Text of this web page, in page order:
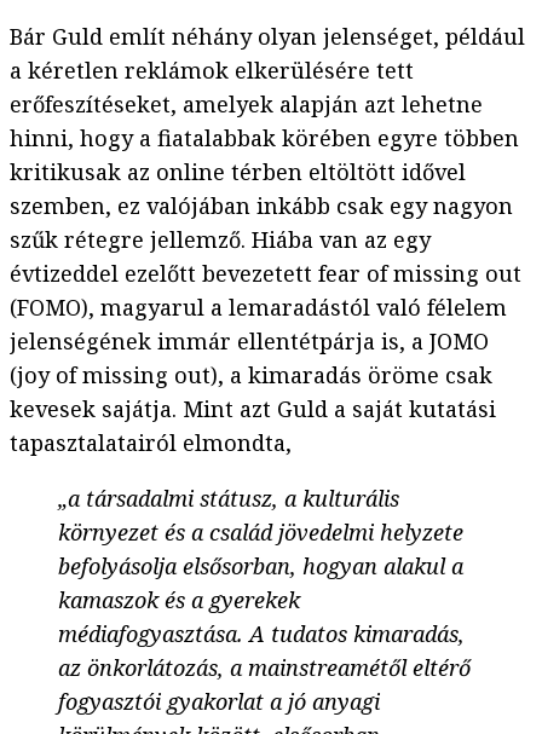
Bár Guld említ néhány olyan jelenséget, például
a kéretlen reklámok elkerülésére tett
erőfeszítéseket, amelyek alapján azt lehetne
hinni, hogy a fiatalabbak körében egyre többen
kritikusak az online térben eltöltött idővel
szemben, ez valójában inkább csak egy nagyon
szűk rétegre jellemző. Hiába van az egy
évtizeddel ezelőtt bevezetett fear of missing out
(FOMO), magyarul a lemaradástól való félelem
jelenségének immár ellentétpárja is, a JOMO
(joy of missing out), a kimaradás öröme csak
kevesek sajátja. Mint azt Guld a saját kutatási
tapasztalatairól elmondta,
„a társadalmi státusz, a kulturális
környezet és a család jövedelmi helyzete
befolyásolja elsősorban, hogyan alakul a
kamaszok és a gyerekek
médiafogyasztása. A tudatos kimaradás,
az önkorlátozás, a mainstreamétől eltérő
fogyasztói gyakorlat a jó anyagi